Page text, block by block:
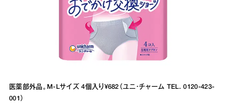
医薬部外品。M-Lサイズ 4個入り¥682（ユニ・チャーム TEL. 0120-423-
001）